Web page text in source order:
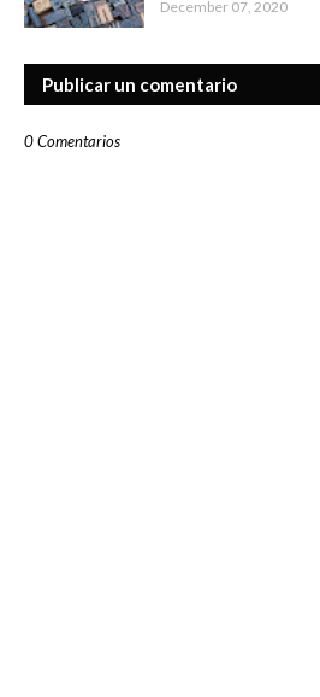
December 07, 2020
Publicar un comentario
0 Comentarios